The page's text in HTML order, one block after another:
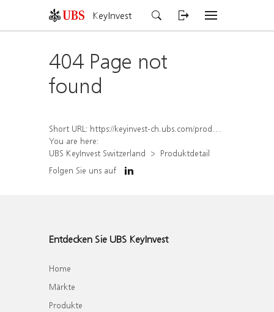
KeyInvest
404 Page not
found
Short URL: https://keyinvest-ch.ubs.com/produkt/detail/index/isin/CH1581620627
You are here:
UBS KeyInvest Switzerland
Produktdetail
Folgen Sie uns auf
Entdecken Sie UBS KeyInvest
Home
Märkte
Produkte